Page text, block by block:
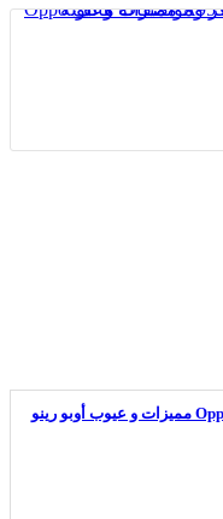
سعر و مواصفات Oppo Reno16 F مميزات و عيوب أوبو رينو